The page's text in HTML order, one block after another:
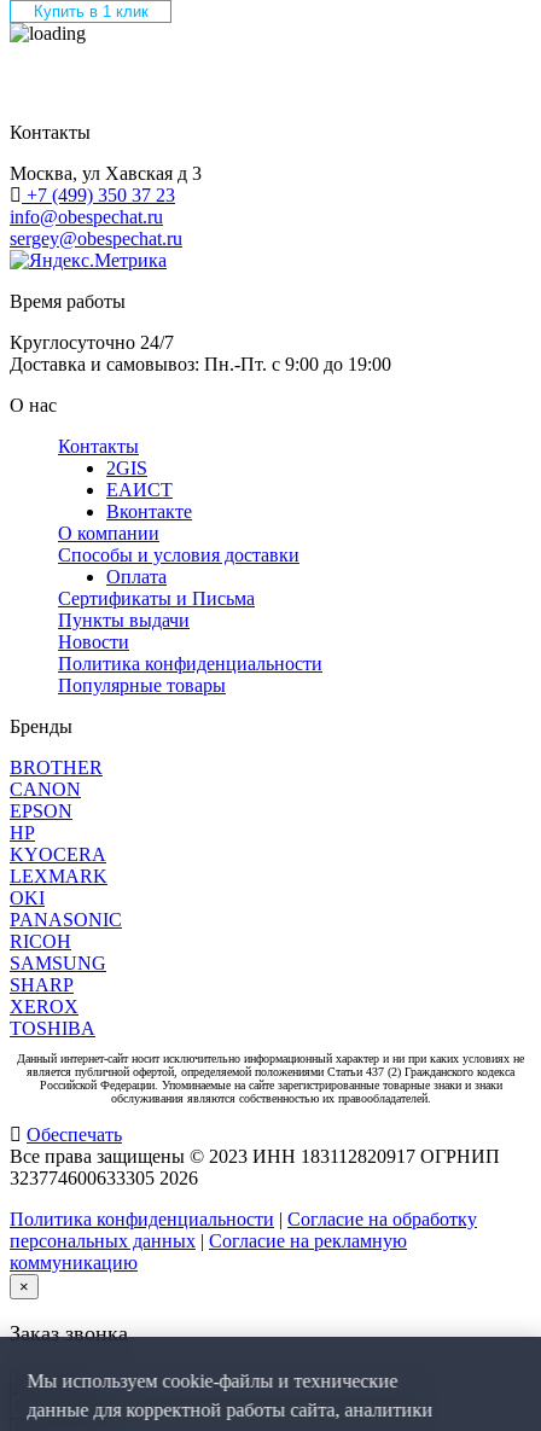
Купить в 1 клик
Контакты
Москва, ул Хавская д 3
+7 (499) 350 37 23
info@obespechat.ru
sergey@obespechat.ru
Время работы
Круглосуточно 24/7
Доставка и самовывоз: Пн.-Пт. с 9:00 до 19:00
О нас
Контакты
2GIS
ЕАИСТ
Вконтакте
О компании
Способы и условия доставки
Оплата
Сертификаты и Письма
Пункты выдачи
Новости
Политика конфиденциальности
Популярные товары
Бренды
BROTHER
CANON
EPSON
HP
KYOCERA
LEXMARK
OKI
PANASONIC
RICOH
SAMSUNG
SHARP
XEROX
TOSHIBA
Данный интернет-сайт носит исключительно информационный характер и ни при каких условиях не
является публичной офертой, определяемой положениями Статьи 437 (2) Гражданского кодекса
Российской Федерации. Упоминаемые на сайте зарегистрированные товарные знаки и знаки
обслуживания являются собственностью их правообладателей.
Обеспечать
Все права защищены © 2023 ИНН 183112820917 ОГРНИП
323774600633305 2026
Политика конфиденциальности | Согласие на обработку
персональных данных | Согласие на рекламную
коммуникацию
×
Заказ звонка
Мы используем cookie-файлы и технические
данные для корректной работы сайта, аналитики